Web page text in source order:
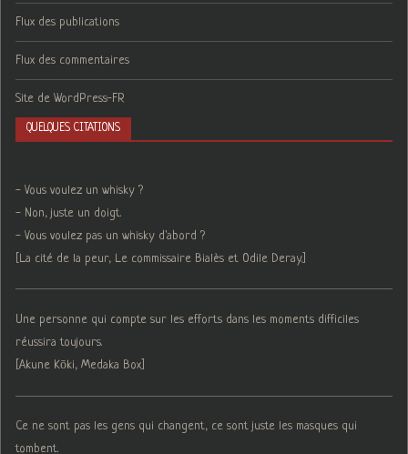
Flux des publications
Flux des commentaires
Site de WordPress-FR
QUELQUES CITATIONS
- Vous voulez un whisky ?
- Non, juste un doigt.
- Vous voulez pas un whisky d'abord ?
[La cité de la peur, Le commissaire Bialès et Odile Deray.]
Une personne qui compte sur les efforts dans les moments difficiles
réussira toujours.
[Akune Kōki, Medaka Box]
Ce ne sont pas les gens qui changent, ce sont juste les masques qui
tombent.